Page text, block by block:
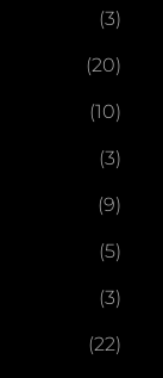
(3)
(20)
(10)
(3)
(9)
(5)
(3)
(22)